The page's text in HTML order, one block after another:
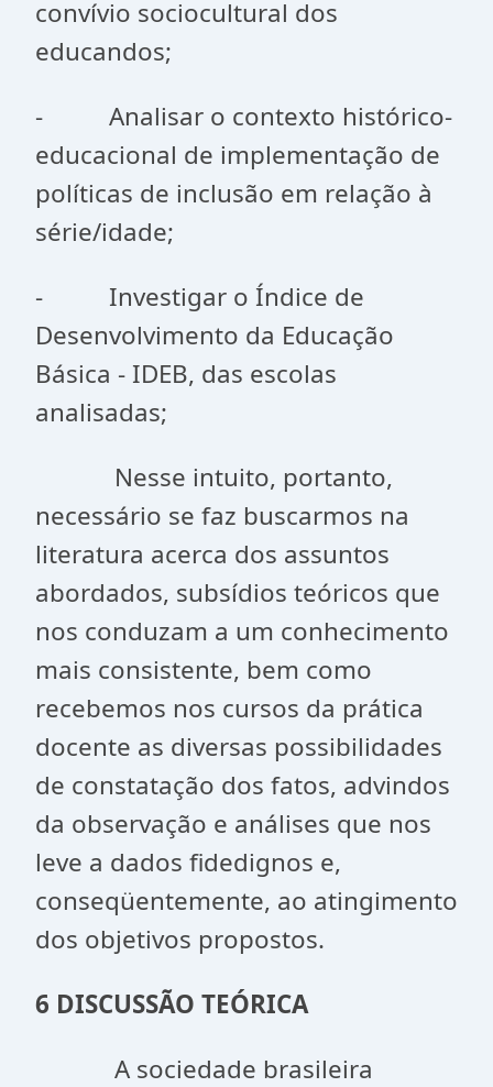
convívio sociocultural dos
educandos;
- Analisar o contexto histórico-
educacional de implementação de
políticas de inclusão em relação à
série/idade;
- Investigar o Índice de
Desenvolvimento da Educação
Básica - IDEB, das escolas
analisadas;
Nesse intuito, portanto,
necessário se faz buscarmos na
literatura acerca dos assuntos
abordados, subsídios teóricos que
nos conduzam a um conhecimento
mais consistente, bem como
recebemos nos cursos da prática
docente as diversas possibilidades
de constatação dos fatos, advindos
da observação e análises que nos
leve a dados fidedignos e,
conseqüentemente, ao atingimento
dos objetivos propostos.
6 DISCUSSÃO TEÓRICA
A sociedade brasileira